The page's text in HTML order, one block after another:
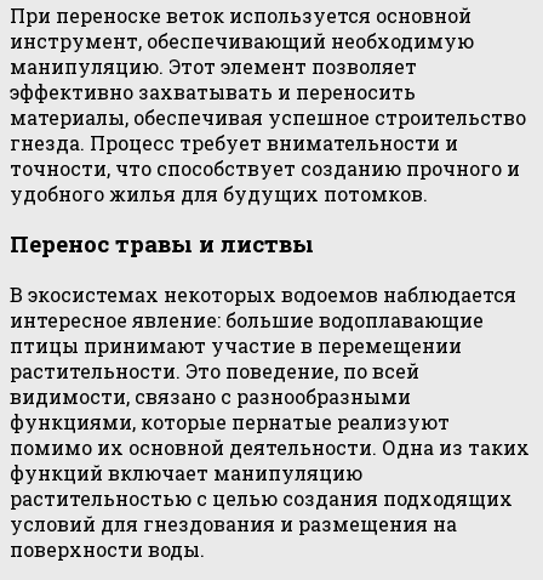
При переноске веток используется основной
инструмент, обеспечивающий необходимую
манипуляцию. Этот элемент позволяет
эффективно захватывать и переносить
материалы, обеспечивая успешное строительство
гнезда. Процесс требует внимательности и
точности, что способствует созданию прочного и
удобного жилья для будущих потомков.
Перенос травы и листвы
В экосистемах некоторых водоемов наблюдается
интересное явление: большие водоплавающие
птицы принимают участие в перемещении
растительности. Это поведение, по всей
видимости, связано с разнообразными
функциями, которые пернатые реализуют
помимо их основной деятельности. Одна из таких
функций включает манипуляцию
растительностью с целью создания подходящих
условий для гнездования и размещения на
поверхности воды.